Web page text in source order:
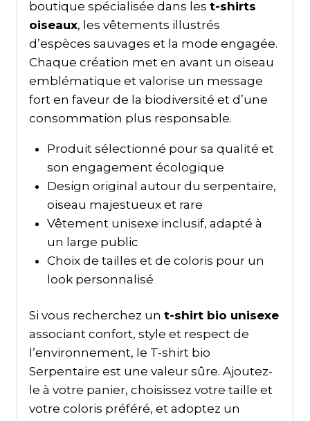
boutique spécialisée dans les t-shirts
oiseaux, les vêtements illustrés
d’espèces sauvages et la mode engagée.
Chaque création met en avant un oiseau
emblématique et valorise un message
fort en faveur de la biodiversité et d’une
consommation plus responsable.
Produit sélectionné pour sa qualité et
son engagement écologique
Design original autour du serpentaire,
oiseau majestueux et rare
Vêtement unisexe inclusif, adapté à
un large public
Choix de tailles et de coloris pour un
look personnalisé
Si vous recherchez un t-shirt bio unisexe
associant confort, style et respect de
l’environnement, le T-shirt bio
Serpentaire est une valeur sûre. Ajoutez-
le à votre panier, choisissez votre taille et
votre coloris préféré, et adoptez un